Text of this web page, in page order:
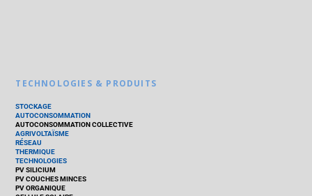
TECHNOLOGIES & PRODUITS
STOCKAGE
AUTOCONSOMMATION
AUTOCONSOMMATION COLLECTIVE
AGRIVOLTAÏSME
RÉSEAU
THERMIQUE
TECHNOLOGIES
PV SILICIUM
PV COUCHES MINCES
PV ORGANIQUE